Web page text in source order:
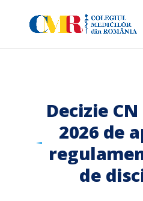
Decizie
2026 de
de